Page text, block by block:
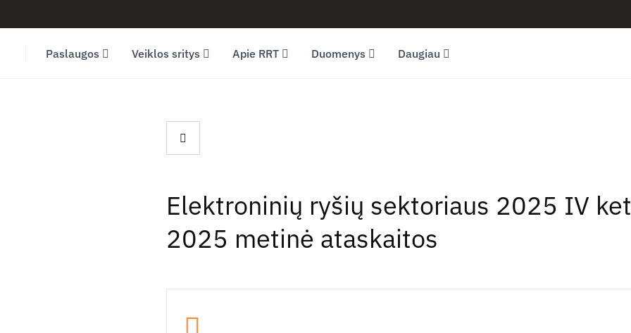
Paslaugos Veiklos sritys Apie RRT Duomenys Daugiau
Elektroninių ryšių sektoriaus 2025 IV
2025 metinė ataskaitos